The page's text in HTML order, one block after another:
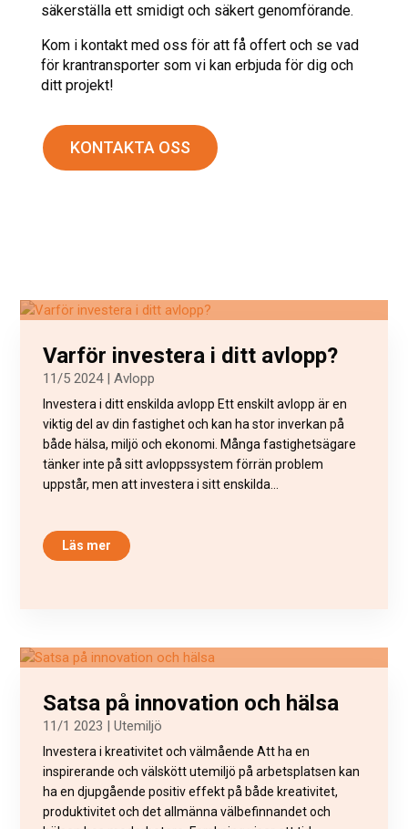
säkerställa ett smidigt och säkert genomförande.
Kom i kontakt med oss för att få offert och se vad
för krantransporter som vi kan erbjuda för dig och
ditt projekt!
KONTAKTA OSS
Varför investera i ditt avlopp?
11/5 2024|Avlopp
Investera i ditt enskilda avlopp Ett enskilt avlopp är en
viktig del av din fastighet och kan ha stor inverkan på
både hälsa, miljö och ekonomi. Många fastighetsägare
tänker inte på sitt avloppssystem förrän problem
uppstår, men att investera i sitt enskilda...
Läs mer
Satsa på innovation och hälsa
11/1 2023 |Utemiljö
Investera i kreativitet och välmående Att ha en
inspirerande och välskött utemiljö på arbetsplatsen kan
ha en djupgående positiv effekt på både kreativitet,
produktivitet och det allmänna välbefinnandet och